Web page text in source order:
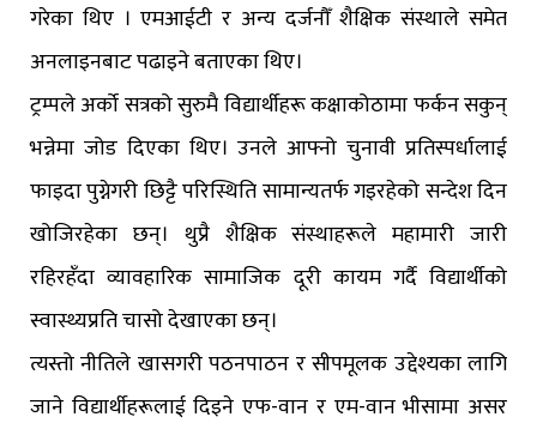
गरेका थिए । एमआईटी र अन्य दर्जनौँ शैक्षिक संस्थाले समेत
अनलाइनबाट पढाइने बताएका थिए।
ट्रम्पले अर्को सत्रको सुरुमै विद्यार्थीहरू कक्षाकोठामा फर्कन सकुन्
भन्नेमा जोड दिएका थिए। उनले आफ्नो चुनावी प्रतिस्पर्धालाई
फाइदा पुग्नेगरी छिट्टै परिस्थिति सामान्यतर्फ गइरहेको सन्देश दिन
खोजिरहेका छन्। थुप्रै शैक्षिक संस्थाहरूले महामारी जारी
रहिरहँदा व्यावहारिक सामाजिक दूरी कायम गर्दै विद्यार्थीको
स्वास्थ्यप्रति चासो देखाएका छन्।
त्यस्तो नीतिले खासगरी पठनपाठन र सीपमूलक उद्देश्यका लागि
जाने विद्यार्थीहरूलाई दिइने एफ-वान र एम-वान भीसामा असर